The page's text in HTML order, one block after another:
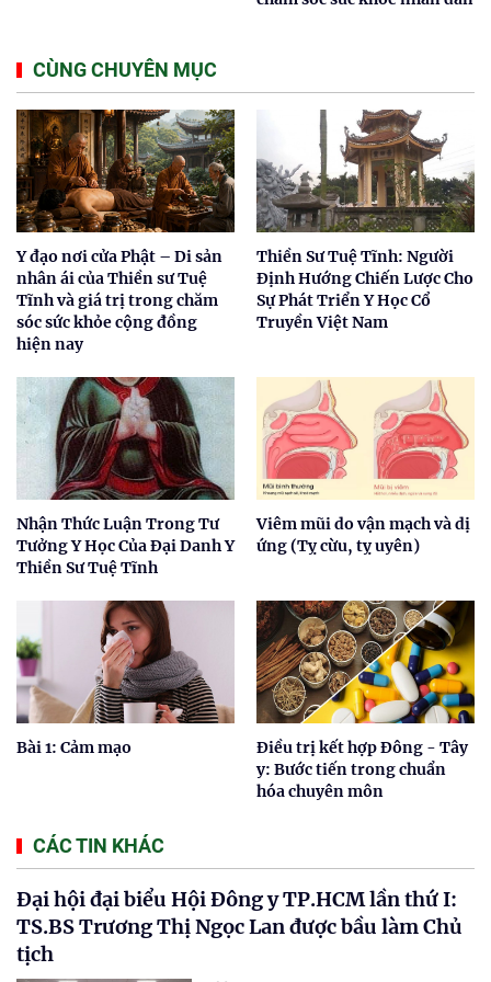
CÙNG CHUYÊN MỤC
Y đạo nơi cửa Phật – Di sản
nhân ái của Thiền sư Tuệ
Tĩnh và giá trị trong chăm
sóc sức khỏe cộng đồng
hiện nay
Thiền Sư Tuệ Tĩnh: Người
Định Hướng Chiến Lược Cho
Sự Phát Triển Y Học Cổ
Truyền Việt Nam
Nhận Thức Luận Trong Tư
Tưởng Y Học Của Đại Danh Y
Thiền Sư Tuệ Tĩnh
Viêm mũi do vận mạch và dị
ứng (Tỵ cừu, tỵ uyên)
Bài 1: Cảm mạo
Điều trị kết hợp Đông - Tây
y: Bước tiến trong chuẩn
hóa chuyên môn
CÁC TIN KHÁC
Đại hội đại biểu Hội Đông y TP.HCM lần thứ I:
TS.BS Trương Thị Ngọc Lan được bầu làm Chủ
tịch